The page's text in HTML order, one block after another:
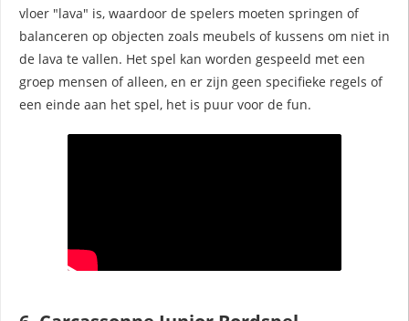
vloer "lava" is, waardoor de spelers moeten springen of
balanceren op objecten zoals meubels of kussens om niet in
de lava te vallen. Het spel kan worden gespeeld met een
groep mensen of alleen, en er zijn geen specifieke regels of
een einde aan het spel, het is puur voor de fun.